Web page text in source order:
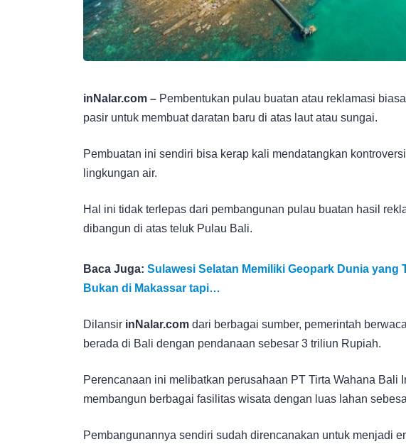
inNalar.com – Pembentukan pulau buatan atau reklamasi
pasir untuk membuat daratan baru di atas laut atau sungai.
Pembuatan ini sendiri bisa kerap kali mendatangkan
lingkungan air.
Hal ini tidak terlepas dari pembangunan pulau buatan hasil
dibangun di atas teluk Pulau Bali.
Baca Juga: Sulawesi Selatan Memiliki Geopark Dunia yang
Bukan di Makassar tapi…
Dilansir inNalar.com dari berbagai sumber, pemerintah
berada di Bali dengan pendanaan sebesar 3 triliun Rupiah.
Perencanaan ini melibatkan perusahaan PT Tirta Wahana Bali
membangun berbagai fasilitas wisata dengan luas lahan
Pembangunannya sendiri sudah direncanakan untuk menjadi